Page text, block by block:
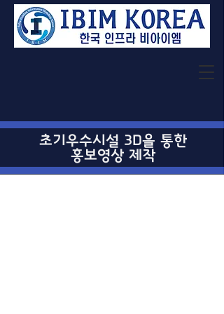
초기우수시설 3D을 통한
홍보영상 제작